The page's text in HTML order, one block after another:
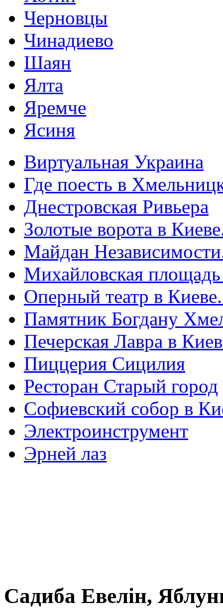
Черновцы
Чинадиево
Шаян
Ялта
Яремче
Ясиня
Виртуальная Украина
Где поесть в
Днестровская Ривьера
Золотые ворота в
Майдан
Михайловская
Оперный театр в
Памятник Богдану
Печерская Лавра в
Пиццерия Сицилия
Ресторан Старый город
Софиевский собор в
Электроинструмент
Эрней лаз
Садиба Евелін,